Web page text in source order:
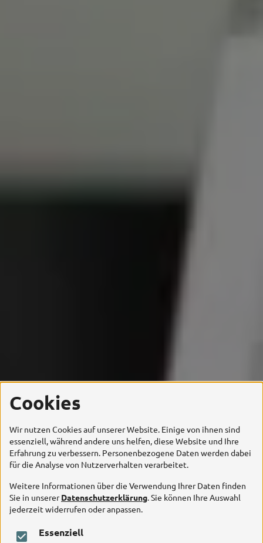
Cookies
Wir nutzen Cookies auf unserer Website. Einige von ihnen sind
essenziell, während andere uns helfen, diese Website und Ihre
Erfahrung zu verbessern. Personenbezogene Daten werden dabei
für die Analyse von Nutzerverhalten verarbeitet.
Weitere Informationen über die Verwendung Ihrer Daten finden
Sie in unsererDatenschutzerklärung. Sie können Ihre Auswahl
jederzeit widerrufen oder anpassen.
Essenziell